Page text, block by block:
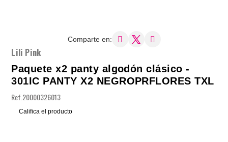
Comparte en:
Lili Pink
Paquete x2 panty algodón clásico -
301IC PANTY X2 NEGROPRFLORES TXL
Ref. 20000326013
Califica el producto